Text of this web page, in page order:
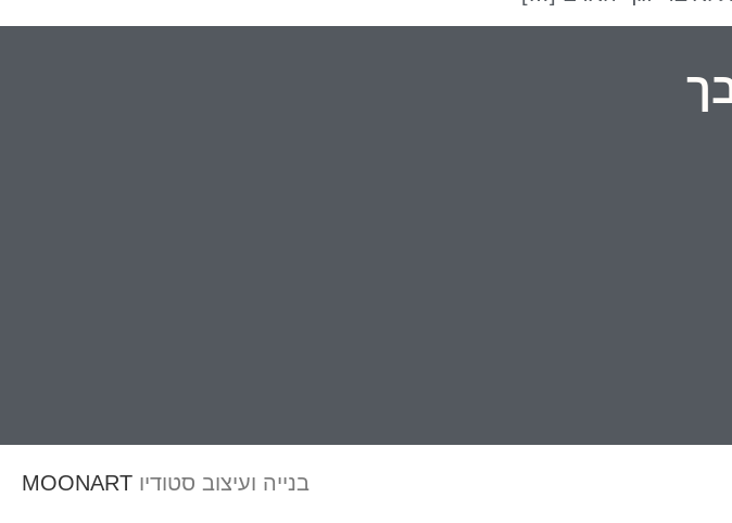
בנייה ועיצוב סטודיו MOONART